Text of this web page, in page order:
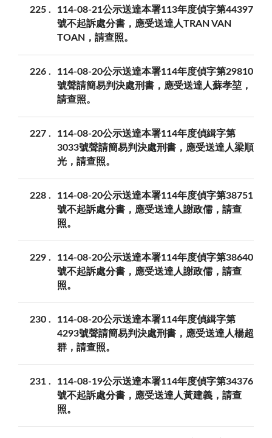
225
114-08-21公示送達本署113年度偵字第44397
號不起訴處分書，應受送達人TRAN VAN
TOAN，請查照。
226
114-08-20公示送達本署114年度偵字第29810
號聲請簡易判決處刑書，應受送達人蘇孝堃，
請查照。
227
114-08-20公示送達本署114年度偵緝字第
3033號聲請簡易判決處刑書，應受送達人梁順
光，請查照。
228
114-08-20公示送達本署114年度偵字第38751
號不起訴處分書，應受送達人謝政儒，請查
照。
229
114-08-20公示送達本署114年度偵字第38640
號不起訴處分書，應受送達人謝政儒，請查
照。
230
114-08-20公示送達本署114年度偵緝字第
4293號聲請簡易判決處刑書，應受送達人楊超
群，請查照。
231
114-08-19公示送達本署114年度偵字第34376
號不起訴處分書，應受送達人黃建義，請查
照。